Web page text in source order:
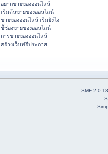
อยากขายของออนไลน์
เริ่มต้นขายของออนไลน์
ขายของออนไลน์ เริ่มยังไง
ชี้ช่องขายของออนไลน์
การขายของออนไลน์
สร้างเว็บฟรีประกาศ
SMF 2.0.18